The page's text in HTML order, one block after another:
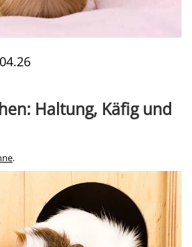
Haltung, Käfig und
.